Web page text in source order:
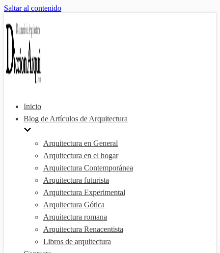
Saltar al contenido
Inicio
Blog de Artículos de Arquitectura
Arquitectura en General
Arquitectura en el hogar
Arquitectura Contemporánea
Arquitectura futurista
Arquitectura Experimental
Arquitectura Gótica
Arquitectura romana
Arquitectura Renacentista
Libros de arquitectura